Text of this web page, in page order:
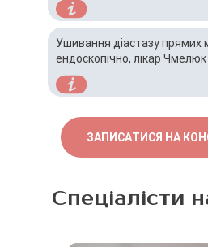
Ушивання діастазу прямих
ендоскопічно, лікар Чмелюк
ЗАПИСАТИСЯ НА
Спеціалісти